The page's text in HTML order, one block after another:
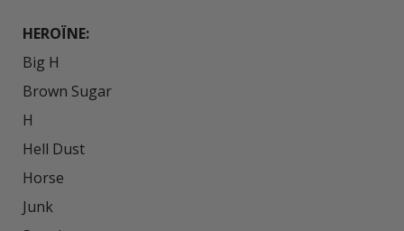
HEROÏNE:
Big H
Brown Sugar
H
Hell Dust
Horse
Junk